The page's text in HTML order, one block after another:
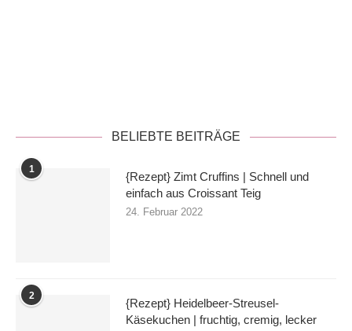
BELIEBTE BEITRÄGE
1
{Rezept} Zimt Cruffins | Schnell und
einfach aus Croissant Teig
24. Februar 2022
2
{Rezept} Heidelbeer-Streusel-
Käsekuchen | fruchtig, cremig, lecker